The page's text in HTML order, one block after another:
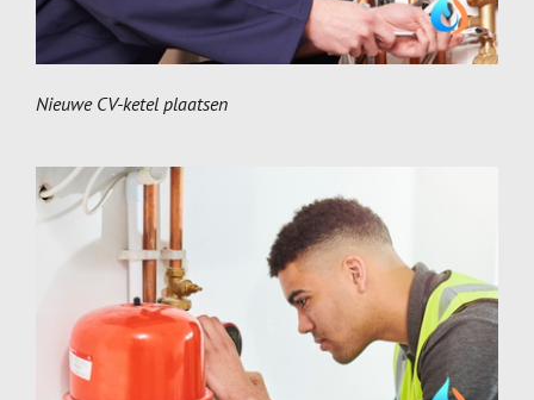
Nieuwe CV-ketel plaatsen